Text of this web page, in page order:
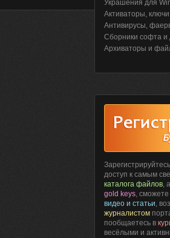
Украшения для
Активаторы, ключи
Антивирусы,
Сборники софта и
Архиваторы и
доступ к самым
каталога файлов,
gold keys,
видео и статьи,
журналистом
пообщаетесь в
весёлыми и